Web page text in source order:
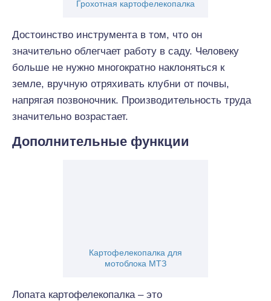
Грохотная картофелекопалка
Достоинство инструмента в том, что он
значительно облегчает работу в саду. Человеку
больше не нужно многократно наклоняться к
земле, вручную отряхивать клубни от почвы,
напрягая позвоночник. Производительность труда
значительно возрастает.
Дополнительные функции
Картофелекопалка для
мотоблока МТЗ
Лопата картофелекопалка – это